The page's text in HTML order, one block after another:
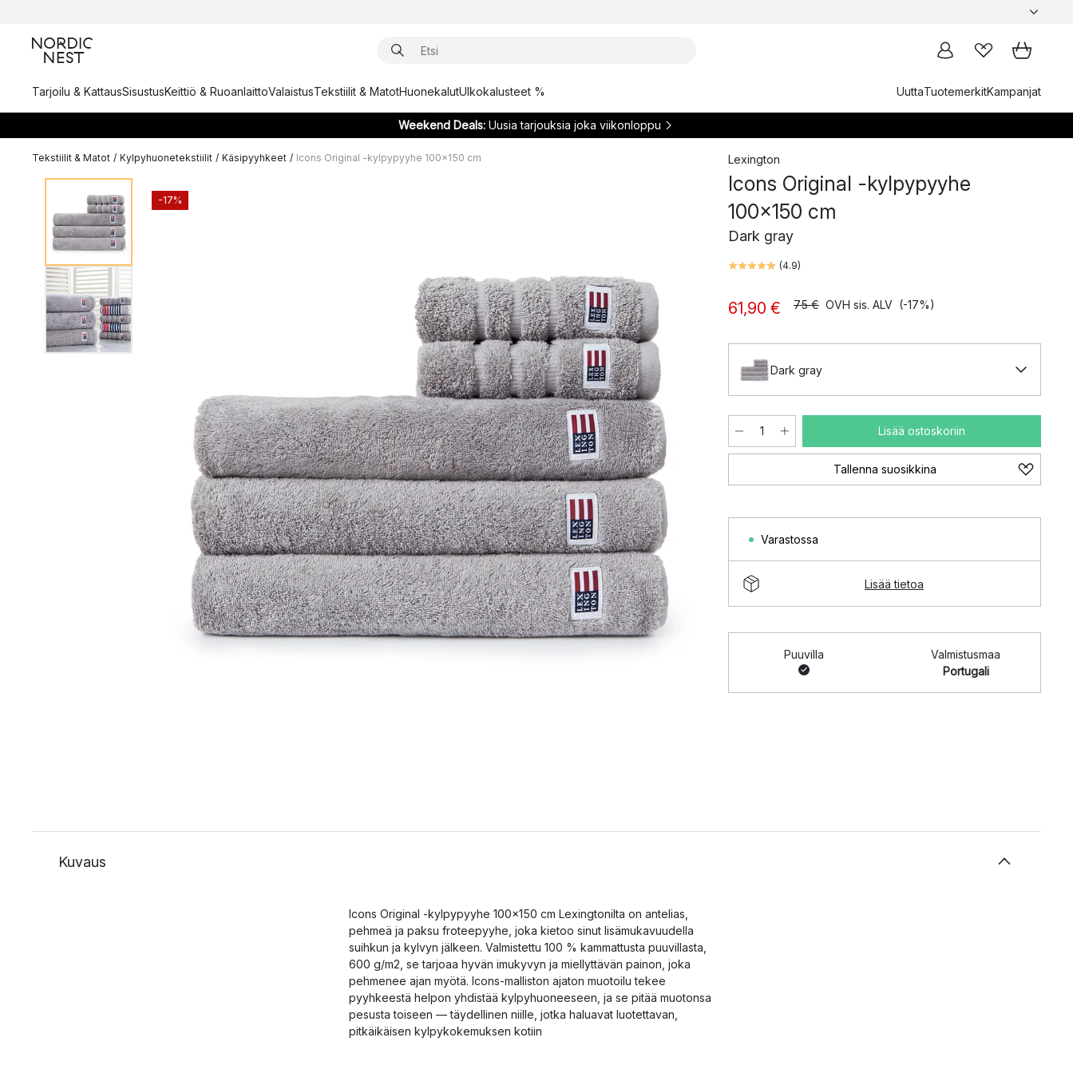
Tarjoilu & KattausSisustusKeittiö & RuoanlaittoValaistusTekstiilit & MatotHuonekalutUlkokalusteet % UuttaTuotemerkitKampanjat
Weekend Deals:Uusia tarjouksia joka viikonloppu
Tekstiilit & Matot / Kylpyhuonetekstiilit / Käsipyyhkeet / Icons Original -kylpypyyhe 100x150 cm
-17%
Lexington
Icons Original -kylpypyyhe
100x150 cm
Dark gray
(4.9)
61,90 € 75 € OVH sis. ALV (-17%)
Dark gray
Lisää ostoskoriin
Tallenna suosikkina
Varastossa
Lisää tietoa
Puuvilla
Valmistusmaa
Portugali
Kuvaus
Icons Original -kylpypyyhe 100x150 cm Lexingtonilta on antelias,
pehmeä ja paksu froteepyyhe, joka kietoo sinut lisämukavuudella
suihkun ja kylvyn jälkeen. Valmistettu 100 % kammattusta puuvillasta,
600 g/m2, se tarjoaa hyvän imukyvyn ja miellyttävän painon, joka
pehmenee ajan myötä. Icons‑malliston ajaton muotoilu tekee
pyyhkeestä helpon yhdistää kylpyhuoneeseen, ja se pitää muotonsa
pesusta toiseen — täydellinen niille, jotka haluavat luotettavan,
pitkäikäisen kylpykokemuksen kotiin